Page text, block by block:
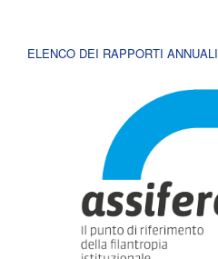
ELENCO DEI RAPPORTI ANNUALI